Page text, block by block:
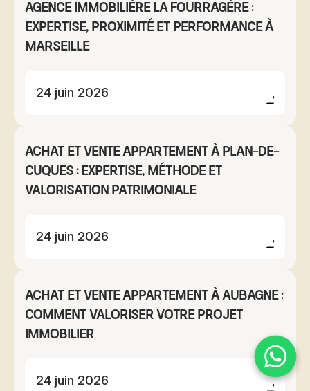
Agence immobilière La Fourragère :
expertise, proximité et performance à
Marseille
24 juin 2026
Achat et vente appartement à Plan-de-
Cuques : expertise, méthode et
valorisation patrimoniale
24 juin 2026
Achat et vente appartement à Aubagne :
comment valoriser votre projet
immobilier
24 juin 2026